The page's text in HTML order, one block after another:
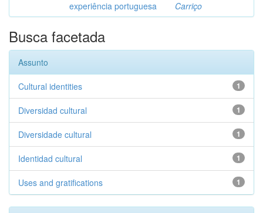
experiência portuguesa
Carriço
Busca facetada
Assunto
1
Cultural identities
1
Diversidad cultural
1
Diversidade cultural
1
Identidad cultural
1
Uses and gratifications